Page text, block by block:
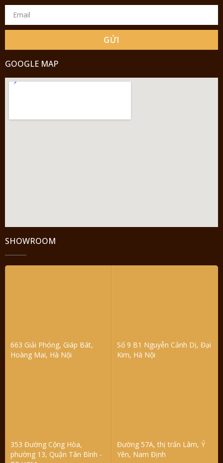
GỬI
GOOGLE MAP
SHOWROOM
663 Giải Phóng, Giáp Bát,
Hoàng Mai, Hà Nội
Số 9 B1 Nguyễn Cảnh Dị, Đại
Kim, Hà Nội
353 Đường Cộng Hòa,
phường 13, Quận Tân Bình -
Đường 57A, thị trấn Lâm, Ý
Yên, Nam Định